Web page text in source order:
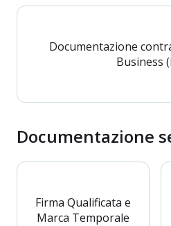
Documentazione
Business
Documentazione
Firma Qualificata e
Marca Temporale